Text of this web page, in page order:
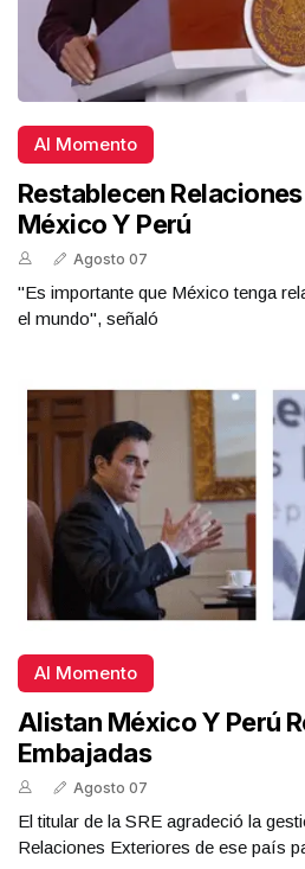
Al Momento
Restablecen
México Y Perú
Agosto 07
"Es importante que México tenga
el mundo", señaló
Al Momento
Alistan México Y Perú
Embajadas
Agosto 07
El titular de la SRE agradeció la
Relaciones Exteriores de ese país